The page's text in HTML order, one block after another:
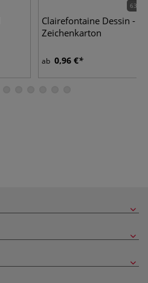
63
Clairefontaine Dessin -
Zeichenkarton
ab 0,96 €